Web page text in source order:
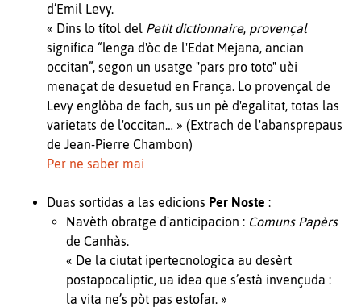
d’Emil Levy.
« Dins lo títol del Petit dictionnaire, provençal
significa “lenga d'òc de l'Edat Mejana, ancian
occitan”, segon un usatge "pars pro toto" uèi
menaçat de desuetud en França. Lo provençal de
Levy englòba de fach, sus un pè d'egalitat, totas las
varietats de l'occitan… » (Extrach de l'abansprepaus
de Jean-Pierre Chambon)
Per ne saber mai
Duas sortidas a las edicions Per Noste :
Navèth obratge d'anticipacion : Comuns Papèrs
de Canhàs.
« De la ciutat ipertecnologica au desèrt
postapocaliptic, ua idea que s’està invençuda :
la vita ne’s pòt pas estofar. »